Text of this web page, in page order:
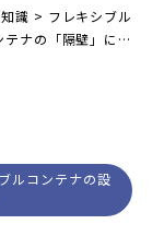
識 > フレキシブル
ナの「隔壁」につ
ルコンテナの設